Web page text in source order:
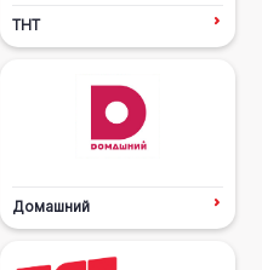
ТНТ
Домашний